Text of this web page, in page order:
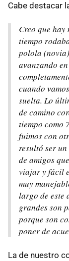
Cabe destacar
Creo que hay
tiempo
polola (novia)
avanzando
cuando
suelta. Lo
de camino
tiempo como
fuimos con
resultó ser
de amigos
viajar y fácil
muy
largo de este
grandes son
porque son
poner de
La de nuestro